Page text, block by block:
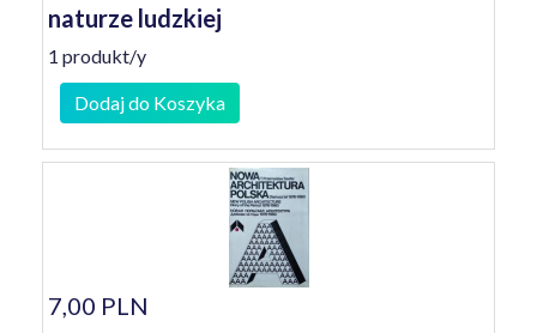
naturze ludzkiej
1 produkt/y
Dodaj do Koszyka
7,00 PLN